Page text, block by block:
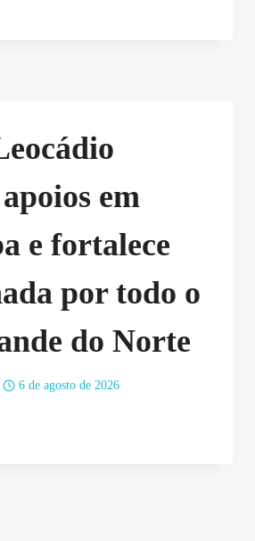
em
e fortalece
por todo o
do Norte
6 de agosto de 2026